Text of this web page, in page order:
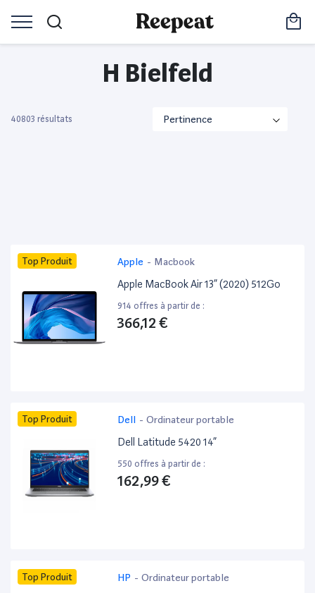
H Bielfeld
40803 résultats
Top Produit Apple - Macbook
Apple MacBook Air 13” (2020) 512Go
914 offres à partir de :
366,12 €
Top Produit Dell - Ordinateur portable
Dell Latitude 5420 14”
550 offres à partir de :
162,99 €
Top Produit HP - Ordinateur portable